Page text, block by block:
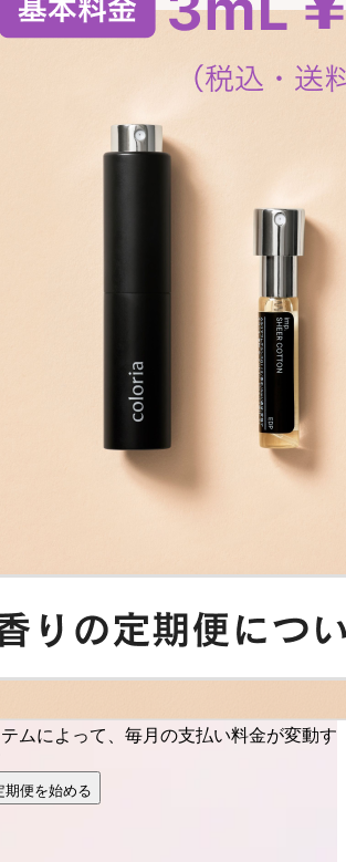
ムによって、毎月の支払い料金が変動す
期便を始める